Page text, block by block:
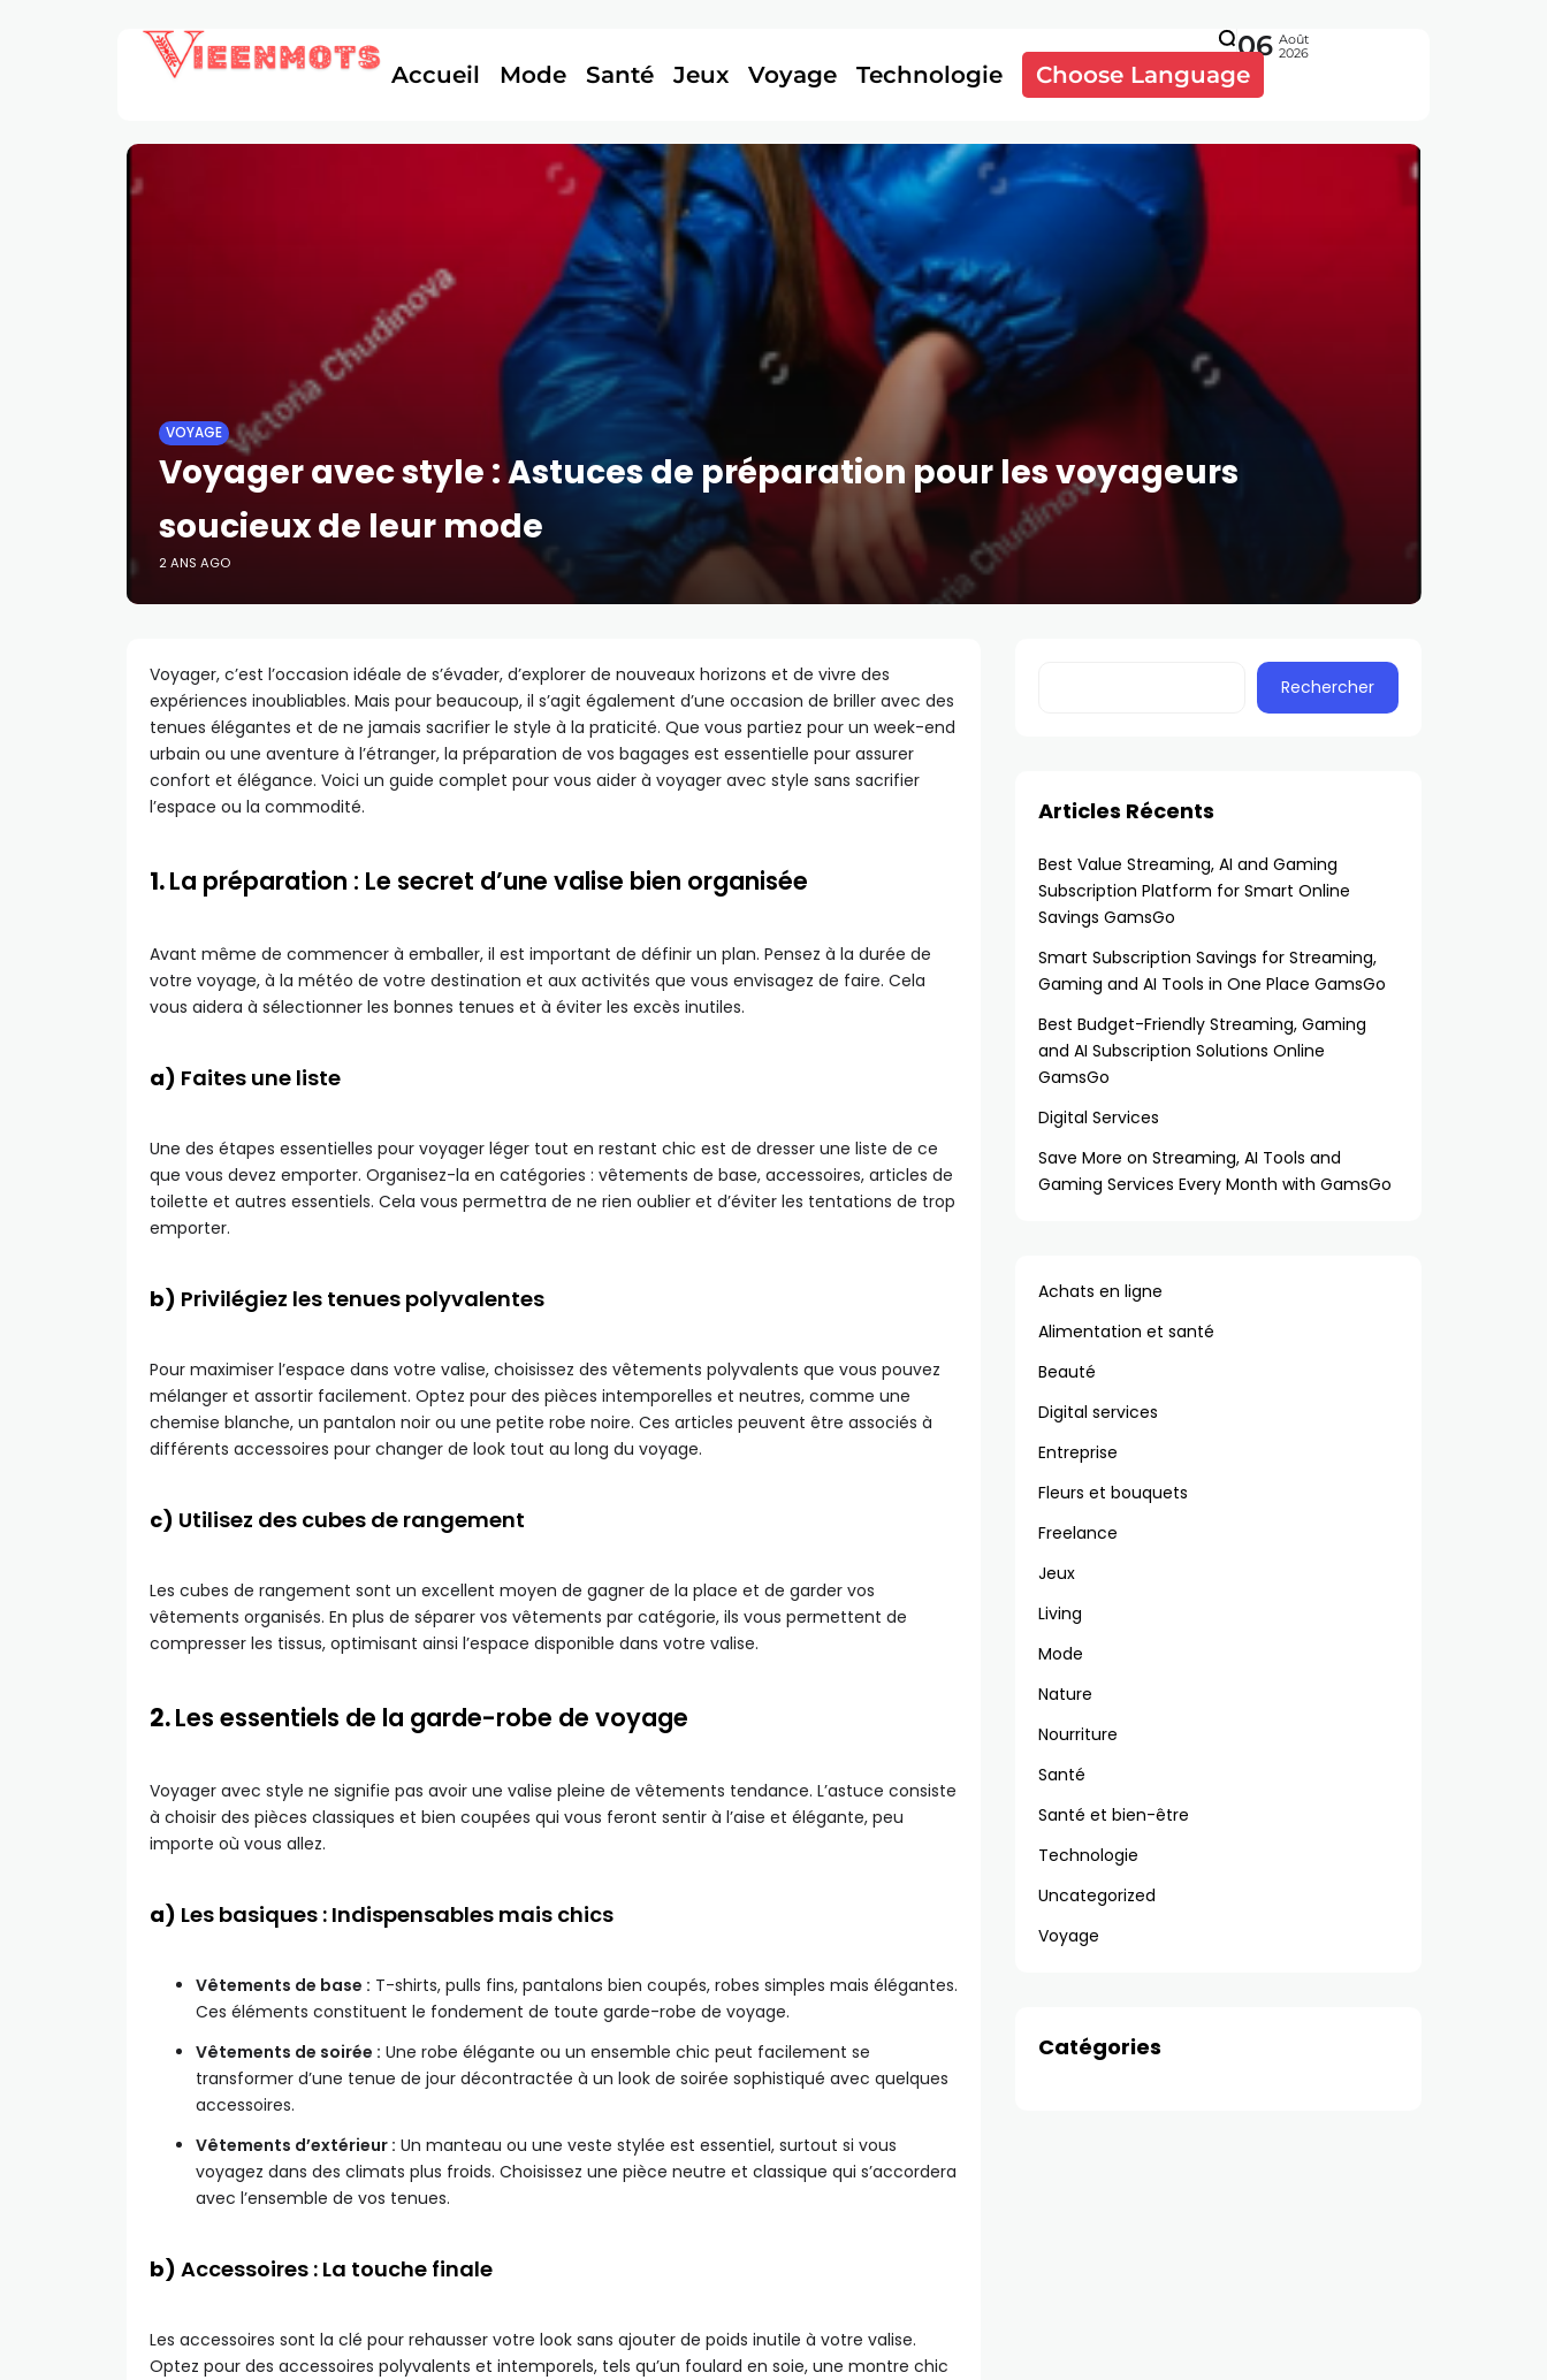
Accueil Mode Santé Jeux Voyage Technologie Choose Language
06 Août
2026
VOYAGE
Voyager avec style : Astuces de préparation pour les voyageurs
soucieux de leur mode
2 ANS AGO
Voyager, c’est l’occasion idéale de s’évader, d’explorer de nouveaux horizons et de vivre des
expériences inoubliables. Mais pour beaucoup, il s’agit également d’une occasion de briller avec des
tenues élégantes et de ne jamais sacrifier le style à la praticité. Que vous partiez pour un week-end
urbain ou une aventure à l’étranger, la préparation de vos bagages est essentielle pour assurer
confort et élégance. Voici un guide complet pour vous aider à voyager avec style sans sacrifier
l’espace ou la commodité.
1.La préparation : Le secret d’une valise bien organisée
Avant même de commencer à emballer, il est important de définir un plan. Pensez à la durée de
votre voyage, à la météo de votre destination et aux activités que vous envisagez de faire. Cela
vous aidera à sélectionner les bonnes tenues et à éviter les excès inutiles.
a) Faites une liste
Une des étapes essentielles pour voyager léger tout en restant chic est de dresser une liste de ce
que vous devez emporter. Organisez-la en catégories : vêtements de base, accessoires, articles de
toilette et autres essentiels. Cela vous permettra de ne rien oublier et d’éviter les tentations de trop
emporter.
b) Privilégiez les tenues polyvalentes
Pour maximiser l’espace dans votre valise, choisissez des vêtements polyvalents que vous pouvez
mélanger et assortir facilement. Optez pour des pièces intemporelles et neutres, comme une
chemise blanche, un pantalon noir ou une petite robe noire. Ces articles peuvent être associés à
différents accessoires pour changer de look tout au long du voyage.
c) Utilisez des cubes de rangement
Les cubes de rangement sont un excellent moyen de gagner de la place et de garder vos
vêtements organisés. En plus de séparer vos vêtements par catégorie, ils vous permettent de
compresser les tissus, optimisant ainsi l’espace disponible dans votre valise.
2.Les essentiels de la garde-robe de voyage
Voyager avec style ne signifie pas avoir une valise pleine de vêtements tendance. L’astuce consiste
à choisir des pièces classiques et bien coupées qui vous feront sentir à l’aise et élégante, peu
importe où vous allez.
a) Les basiques : Indispensables mais chics
Vêtements de base : T-shirts, pulls fins, pantalons bien coupés, robes simples mais élégantes.
Ces éléments constituent le fondement de toute garde-robe de voyage.
Vêtements de soirée : Une robe élégante ou un ensemble chic peut facilement se
transformer d’une tenue de jour décontractée à un look de soirée sophistiqué avec quelques
accessoires.
Vêtements d’extérieur : Un manteau ou une veste stylée est essentiel, surtout si vous
voyagez dans des climats plus froids. Choisissez une pièce neutre et classique qui s’accordera
avec l’ensemble de vos tenues.
b) Accessoires : La touche finale
Les accessoires sont la clé pour rehausser votre look sans ajouter de poids inutile à votre valise.
Optez pour des accessoires polyvalents et intemporels, tels qu’un foulard en soie, une montre chic
Rechercher
Articles Récents
Best Value Streaming, AI and Gaming
Subscription Platform for Smart Online
Savings GamsGo
Smart Subscription Savings for Streaming,
Gaming and AI Tools in One Place GamsGo
Best Budget-Friendly Streaming, Gaming
and AI Subscription Solutions Online
GamsGo
Digital Services
Save More on Streaming, AI Tools and
Gaming Services Every Month with GamsGo
Achats en ligne
Alimentation et santé
Beauté
Digital services
Entreprise
Fleurs et bouquets
Freelance
Jeux
Living
Mode
Nature
Nourriture
Santé
Santé et bien-être
Technologie
Uncategorized
Voyage
Catégories